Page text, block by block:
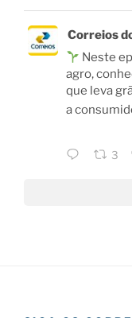
Correios
Neste
agro,
que leva
a
3